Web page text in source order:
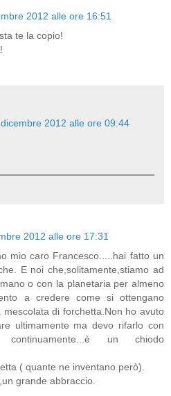
2012 alle ore 16:51
te la copio!
2012 alle ore 09:44
2012 alle ore 17:31
mio caro Francesco.....hai fatto un
E noi che,solitamente,stiamo ad
o con la planetaria per almeno
a credere come si ottengano
di forchetta.Non ho avuto
ultimamente ma devo rifarlo con
continuamente...è un chiodo
( quante ne inventano però).
grande abbraccio.